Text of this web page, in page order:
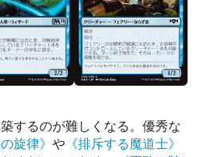
するのが難しくなる。優秀な
の旋律》や 《排斥する魔道士》